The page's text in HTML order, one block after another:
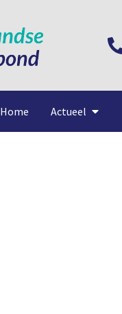
Home Actueel